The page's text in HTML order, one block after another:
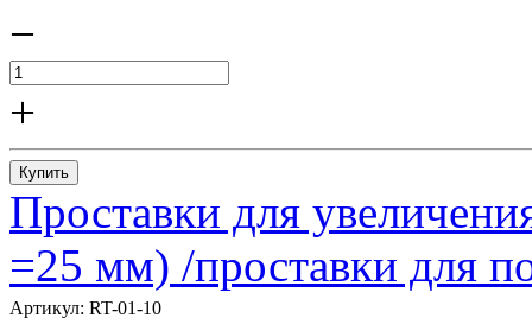
−
+
Купить
Проставки для
=25 мм) /проставки для
Артикул: RT-01-10